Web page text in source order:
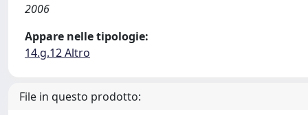
2006
Appare nelle tipologie:
14.g.12 Altro
File in questo prodotto: